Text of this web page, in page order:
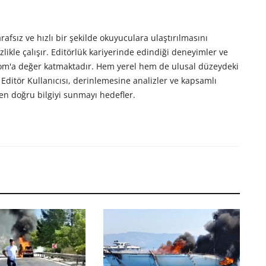
ve hızlı bir şekilde okuyuculara ulaştırılmasını
çalışır. Editörlük kariyerinde edindiği deneyimler ve
değer katmaktadır. Hem yerel hem de ulusal düzeydeki
Kullanıcısı, derinlemesine analizler ve kapsamlı
doğru bilgiyi sunmayı hedefler.